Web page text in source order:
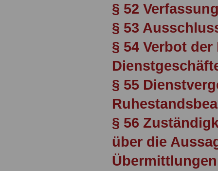
§ 52
§ 53
§ 54 Verbot
§ 55
§ 56
über die